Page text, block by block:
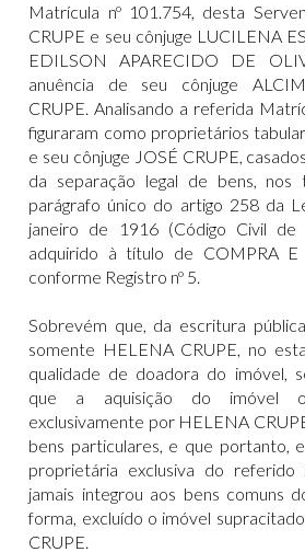
Matrícula nº 101.754, desta
CRUPE e seu cônjuge LUCILENA
EDILSON APARECIDO DE
anuência de seu cônjuge
CRUPE. Analisando a referida
figuraram como proprietários
e seu cônjuge JOSÉ CRUPE,
da separação legal de bens,
parágrafo único do artigo 258 da
janeiro de 1916 (Código Civil de
adquirido à título de COMPRA E
conforme Registro nº 5.
Sobrevém que, da escritura
somente HELENA CRUPE, no
qualidade de doadora do imóvel,
que a aquisição do imóvel
exclusivamente por HELENA
bens particulares, e que portanto,
proprietária exclusiva do
jamais integrou aos bens comuns
forma, excluído o imóvel
CRUPE.